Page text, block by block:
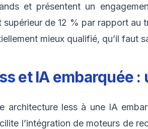
et présentent un
supérieur de 12 % par rapport au
mieux qualifié, qu’il faut
et IA embarquée
architecture less à une IA
l’intégration de moteurs de